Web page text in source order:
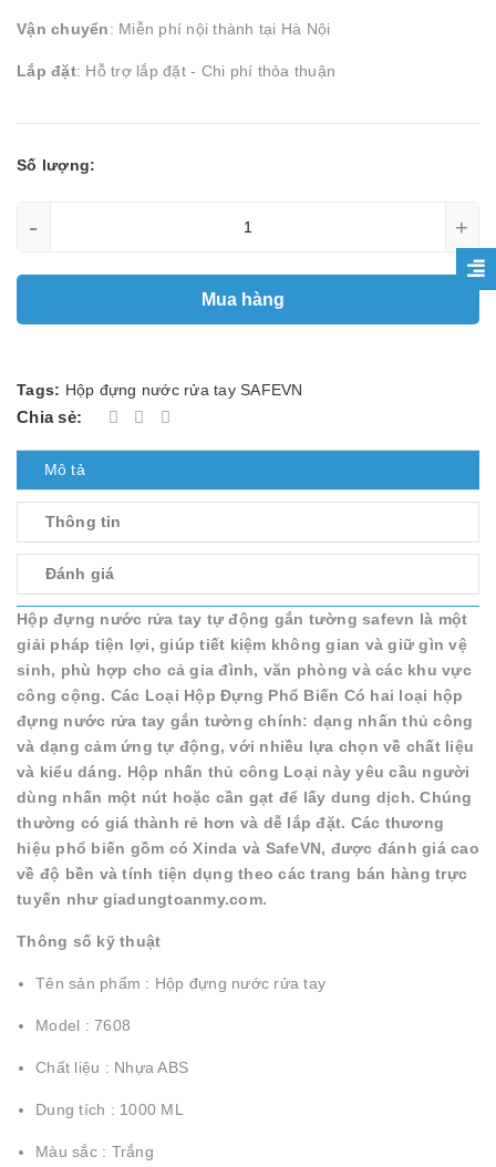
Vận chuyển: Miễn phí nội thành tại Hà Nội
Lắp đặt: Hỗ trợ lắp đặt - Chi phí thỏa thuận
Số lượng:
- +
Mua hàng
Tags: Hộp đựng nước rửa tay SAFEVN
Chia sẻ:
Mô tả
Thông tin
Đánh giá
Hộp đựng nước rửa tay tự động gắn tường safevn là một
giải pháp tiện lợi, giúp tiết kiệm không gian và giữ gìn vệ
sinh, phù hợp cho cả gia đình, văn phòng và các khu vực
công cộng. Các Loại Hộp Đựng Phổ Biến Có hai loại hộp
đựng nước rửa tay gắn tường chính: dạng nhấn thủ công
và dạng cảm ứng tự động, với nhiều lựa chọn về chất liệu
và kiểu dáng. Hộp nhấn thủ công Loại này yêu cầu người
dùng nhấn một nút hoặc cần gạt để lấy dung dịch. Chúng
thường có giá thành rẻ hơn và dễ lắp đặt. Các thương
hiệu phổ biến gồm có Xinda và SafeVN, được đánh giá cao
về độ bền và tính tiện dụng theo các trang bán hàng trực
tuyến như giadungtoanmy.com.
Thông số kỹ thuật
Tên sản phẩm : Hộp đựng nước rửa tay
Model : 7608
Chất liệu : Nhựa ABS
Dung tích : 1000 ML
Màu sắc : Trắng